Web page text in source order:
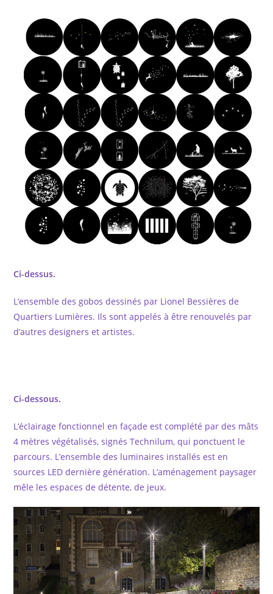
Ci-dessus.
L’ensemble des gobos dessinés par Lionel Bessières de
Quartiers Lumières. Ils sont appelés à être renouvelés par
d’autres designers et artistes.
Ci-dessous.
L’éclairage fonctionnel en façade est complété par des mâts
4 mètres végétalisés, signés Technilum, qui ponctuent le
parcours. L’ensemble des luminaires installés est en
sources LED dernière génération. L’aménagement paysager
mêle les espaces de détente, de jeux.